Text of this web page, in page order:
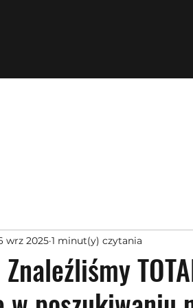
wrz 2025 1 minut(y) czytania